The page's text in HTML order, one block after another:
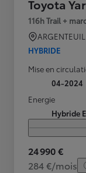
Toyota
116h Trail +
ARGENTEUIL
HYBRIDE
Mise en
04-2024
Energie
Hybride
24 990 €
284 €/mois